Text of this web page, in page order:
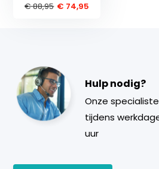
€ 88,95 € 74,95
Hulp nodig?
Onze
tijdens
uur